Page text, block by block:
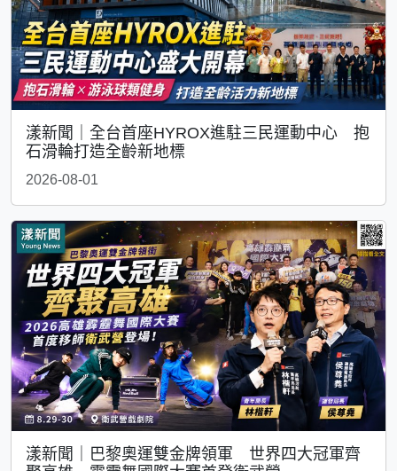
漾新聞｜全台首座HYROX進駐三民運動中心 抱
石滑輪打造全齡新地標
2026-08-01
漾新聞｜巴黎奧運雙金牌領軍 世界四大冠軍齊